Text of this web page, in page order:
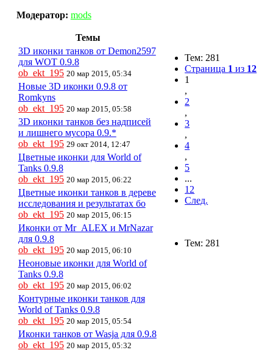
Модератор: mods
Тем: 281
Страница 1 из 12
1
,
2
,
3
,
4
,
5
...
12
След.
Тем: 281
Темы
3D иконки танков от Demon2597
для WOT 0.9.8
ob_ekt_195 20 мар 2015, 05:34
Новые 3D иконки 0.9.8 от
Romkyns
ob_ekt_195 20 мар 2015, 05:58
3D иконки танков без надписей
и лишнего мусора 0.9.*
ob_ekt_195 29 окт 2014, 12:47
Цветные иконки для World of
Tanks 0.9.8
ob_ekt_195 20 мар 2015, 06:22
Цветные иконки танков в дереве
исследования и результатах бо
ob_ekt_195 20 мар 2015, 06:15
Иконки от Mr_ALEX и MrNazar
для 0.9.8
ob_ekt_195 20 мар 2015, 06:10
Неоновые иконки для World of
Tanks 0.9.8
ob_ekt_195 20 мар 2015, 06:02
Контурные иконки танков для
World of Tanks 0.9.8
ob_ekt_195 20 мар 2015, 05:54
Иконки танков от Wasja для 0.9.8
ob_ekt_195 20 мар 2015, 05:32